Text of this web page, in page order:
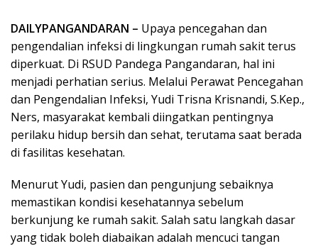
DAILYPANGANDARAN – Upaya pencegahan dan
pengendalian infeksi di lingkungan rumah sakit terus
diperkuat. Di RSUD Pandega Pangandaran, hal ini
menjadi perhatian serius. Melalui Perawat Pencegahan
dan Pengendalian Infeksi, Yudi Trisna Krisnandi, S.Kep.,
Ners, masyarakat kembali diingatkan pentingnya
perilaku hidup bersih dan sehat, terutama saat berada
di fasilitas kesehatan.
Menurut Yudi, pasien dan pengunjung sebaiknya
memastikan kondisi kesehatannya sebelum
berkunjung ke rumah sakit. Salah satu langkah dasar
yang tidak boleh diabaikan adalah mencuci tangan